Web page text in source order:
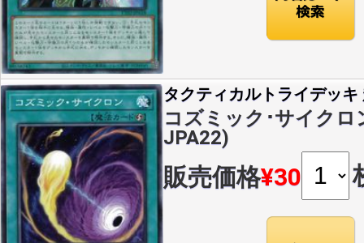
タクティカルトライデッキ
コズミック･サイク
JPA22)
販売価格¥30